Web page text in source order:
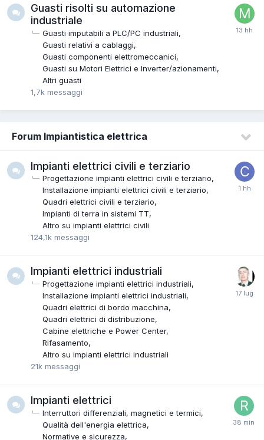
Guasti risolti su automazione
industriale
Guasti imputabili a PLC/PC industriali
Guasti relativi a cablaggi
Guasti componenti elettromeccanici
Guasti su Motori Elettrici e Inverter/azionamenti
Altri guasti
1,7k messaggi
Forum Impiantistica elettrica
Impianti elettrici civili e terziario
Progettazione impianti elettrici civili e terziario
Installazione impianti elettrici civili e terziario
Quadri elettrici civili e terziario
Impianti di terra in sistemi TT
Altro su impianti elettrici civili
124,1k messaggi
Impianti elettrici industriali
Progettazione impianti elettrici industriali
Installazione impianti elettrici industriali
Quadri elettrici di bordo macchina
Quadri elettrici di distribuzione
Cabine elettriche e Power Center
Rifasamento
Altro su impianti elettrici industriali
21k messaggi
Impianti elettrici
Interruttori differenziali, magnetici e termici
Qualità dell'energia elettrica
Normative e sicurezza